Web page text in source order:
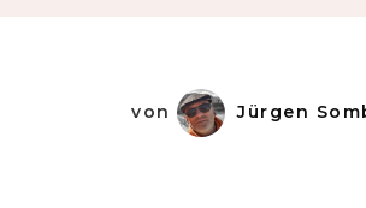
von Jürgen